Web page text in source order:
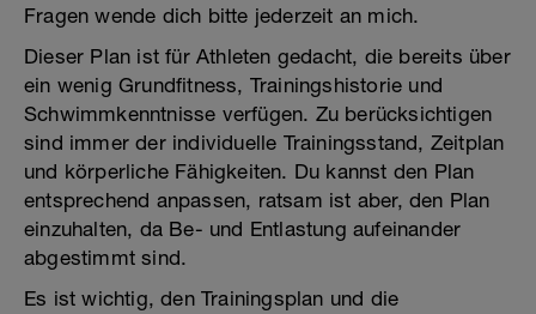
Fragen wende dich bitte jederzeit an mich.
Dieser Plan ist für Athleten gedacht, die bereits über
ein wenig Grundfitness, Trainingshistorie und
Schwimmkenntnisse verfügen. Zu berücksichtigen
sind immer der individuelle Trainingsstand, Zeitplan
und körperliche Fähigkeiten. Du kannst den Plan
entsprechend anpassen, ratsam ist aber, den Plan
einzuhalten, da Be- und Entlastung aufeinander
abgestimmt sind.
Es ist wichtig, den Trainingsplan und die